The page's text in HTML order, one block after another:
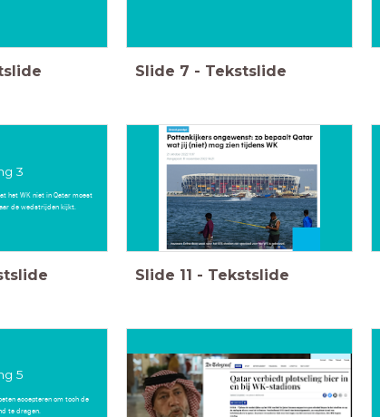
Slide 7 - Tekstslide
3
het WK niet in Qatar moest
de wedstrijden kijkt.
Slide 11 - Tekstslide
5
accepteren om toch de
te dragen.